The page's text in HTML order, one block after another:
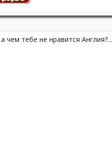
чем тебе не нравится Англия?...